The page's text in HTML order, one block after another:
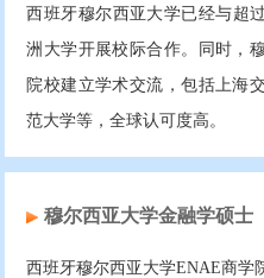
西班牙穆尔西亚大学已经与超
洲大学开展校际合作。同时，
院校建立学术交流，包括上海
范大学等，全球认可度高。
穆尔西亚大学金融学硕士
西班牙穆尔西亚大学ENAE商学